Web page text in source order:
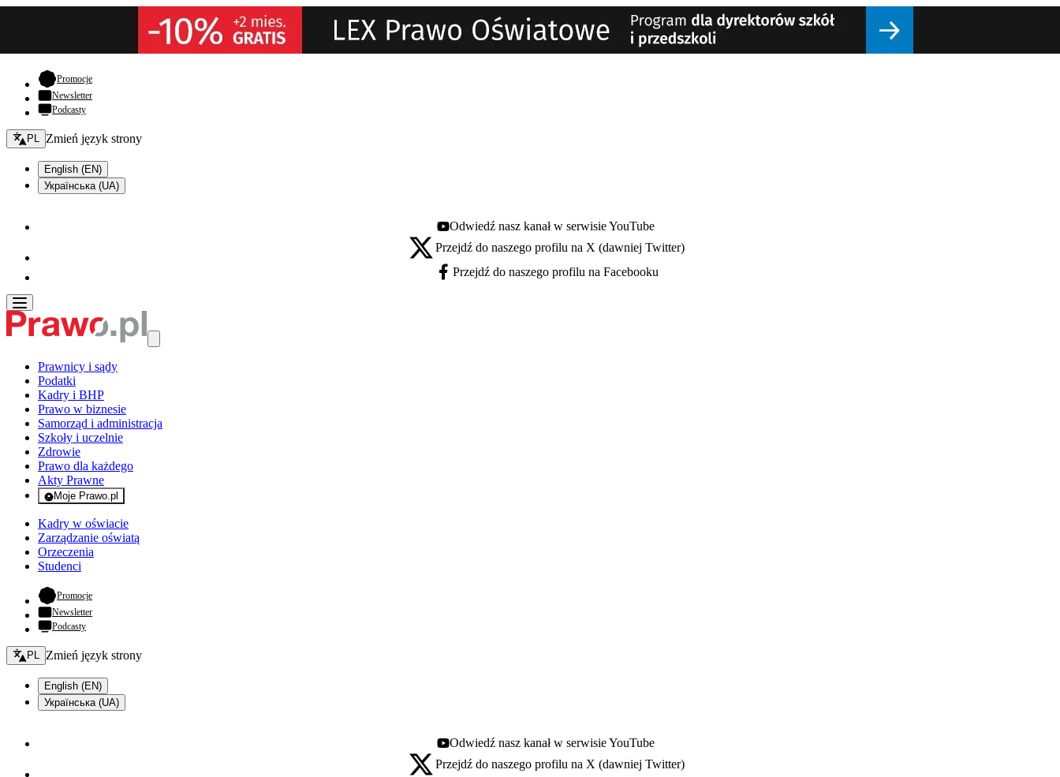
Promocje- otwiera się w nowej karcie
Newsletter
Podcasty
Zmień język - bieżący:
PL Zmień język strony
English (EN)
Українська (UA)
Youtube - otwiera się w nowej karcie
Odwiedź nasz kanał w serwisie YouTube
X - otwiera się w nowej karcie
Przejdź do naszego profilu na X (dawniej Twitter)
Facebook - otwiera się w nowej karcie
Przejdź do naszego profilu na Facebooku
Prawnicy i sądy
Podatki
Kadry i BHP
Prawo w biznesie
Samorząd i administracja
Szkoły i uczelnie
Zdrowie
Prawo dla każdego
Akty Prawne
Moje Prawo.pl
- rejestracja i logowanie do serwisu
Kadry w oświacie
Zarządzanie oświatą
Orzeczenia
Studenci
Promocje- otwiera się w nowej karcie
Newsletter
Podcasty
Zmień język - bieżący:
PL Zmień język strony
English (EN)
Українська (UA)
Youtube - otwiera się w nowej karcie
Odwiedź nasz kanał w serwisie YouTube
X - otwiera się w nowej karcie
Przejdź do naszego profilu na X (dawniej Twitter)